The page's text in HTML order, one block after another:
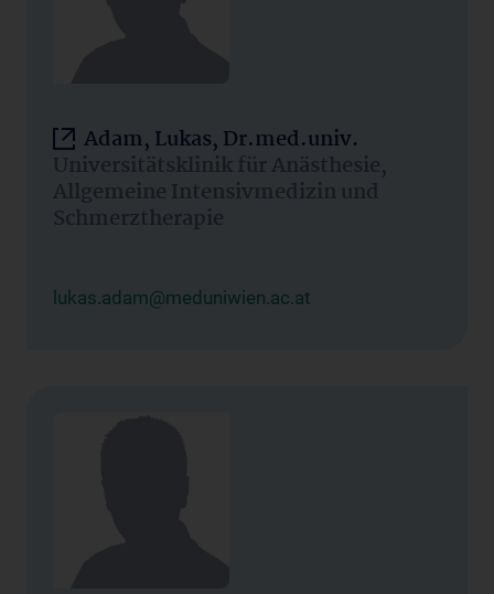
Adam, Lukas, Dr.med.univ.
Universitätsklinik für Anästhesie,
Allgemeine Intensivmedizin und
Schmerztherapie
lukas.adam@meduniwien.ac.at